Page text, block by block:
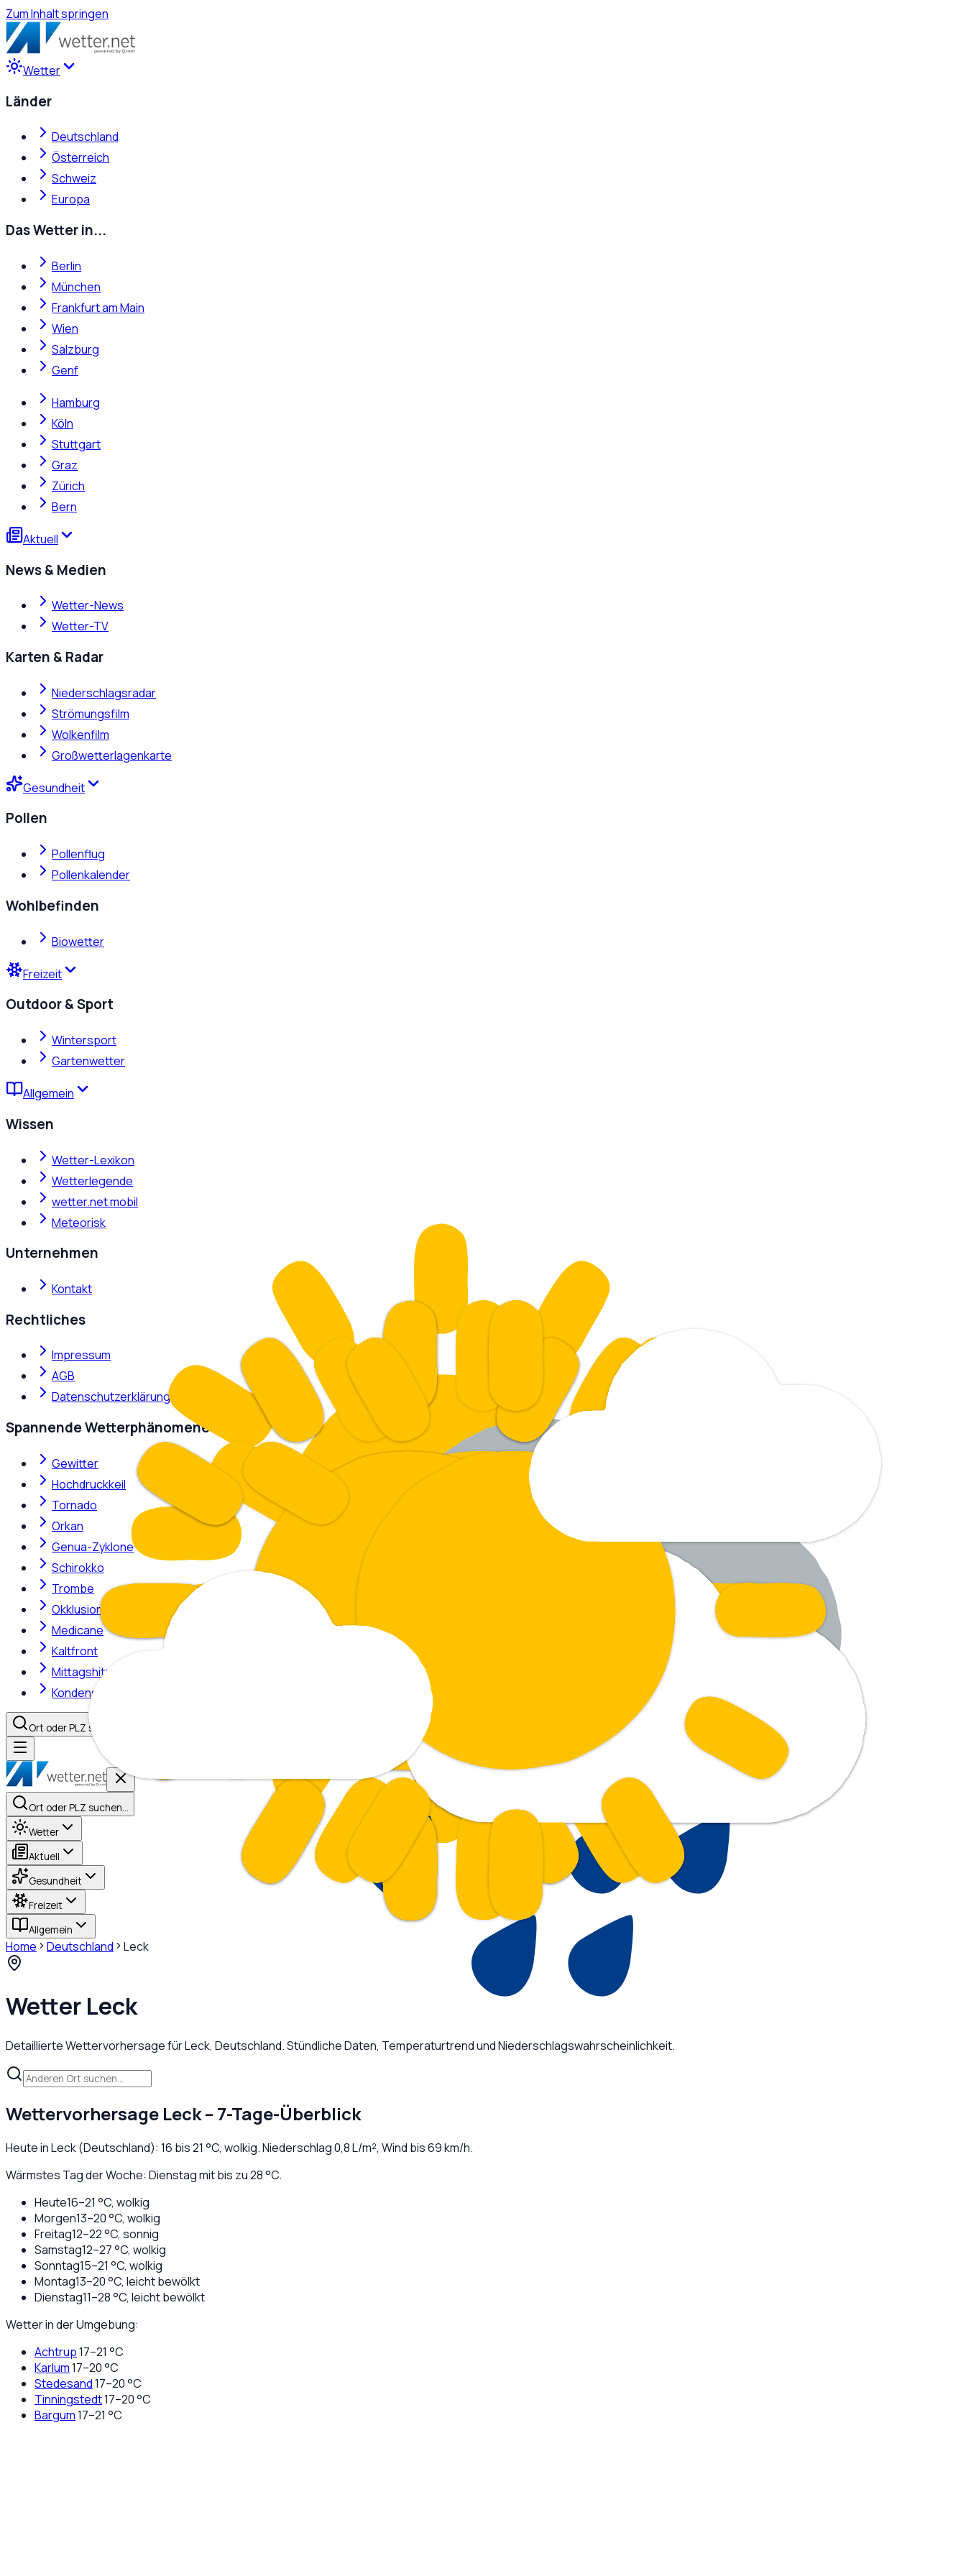
Zum Inhalt springen
Wetter
Länder
Deutschland
Österreich
Schweiz
Europa
Das Wetter in...
Berlin
München
Frankfurt am Main
Wien
Salzburg
Genf
Hamburg
Köln
Stuttgart
Graz
Zürich
Bern
Aktuell
News & Medien
Wetter-News
Wetter-TV
Karten & Radar
Niederschlagsradar
Strömungsfilm
Wolkenfilm
Großwetterlagenkarte
Gesundheit
Pollen
Pollenflug
Pollenkalender
Wohlbefinden
Biowetter
Freizeit
Outdoor & Sport
Wintersport
Gartenwetter
Allgemein
Wissen
Wetter-Lexikon
Wetterlegende
wetter.net mobil
Meteorisk
Unternehmen
Kontakt
Rechtliches
Impressum
AGB
Datenschutzerklärung
Spannende Wetterphänomene
Gewitter
Hochdruckkeil
Tornado
Orkan
Genua-Zyklone
Schirokko
Trombe
Okklusion
Medicane
Kaltfront
Mittagshitze
Kondensstreifen
Ort oder PLZ suchen…
Ort oder PLZ suchen…
Wetter
Aktuell
Gesundheit
Freizeit
Allgemein
Home Deutschland Leck
Wetter Leck
Detaillierte Wettervorhersage fürLeck, Deutschland. Stündliche Daten, Temperaturtrend und Niederschlagswahrscheinlichkeit.
Wettervorhersage Leck– 7-Tage-Überblick
Heute inLeck(Deutschland): 16 bis21 °C, wolkig. Niederschlag0,8L/m², Wind bis69km/h.
Wärmstes Tag der Woche: Dienstag mit bis zu 28 °C.
Heute16–21 °C, wolkig
Morgen13–20°C, wolkig
Freitag12–22°C, sonnig
Samstag12–27°C, wolkig
Sonntag15–21 °C, wolkig
Montag13–20°C, leicht bewölkt
Dienstag11–28°C, leicht bewölkt
Wetter in der Umgebung:
Achtrup17–21 °C
Karlum17–20°C
Stedesand17–20°C
Tinningstedt17–20°C
Bargum17–21 °C